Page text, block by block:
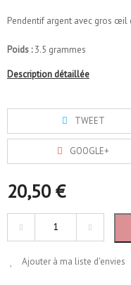
Pendentif argent avec gros œil
Poids :3.5 grammes
Description détaillée
TWEET
GOOGLE+
20,50 €
Ajouter à ma liste d'envies